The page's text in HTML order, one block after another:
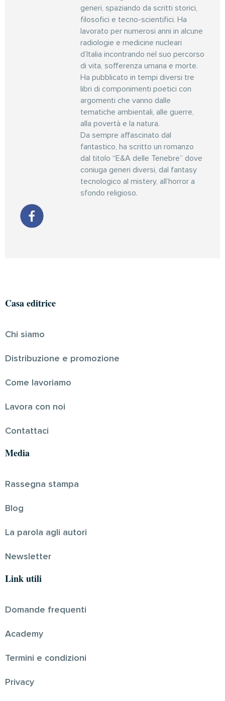
generi, spaziando da scritti storici,
filosofici e tecno-scientifici. Ha
lavorato per numerosi anni in alcune
radiologie e medicine nucleari
d’Italia incontrando nel suo percorso
di vita, sofferenza umana e morte.
Ha pubblicato in tempi diversi tre
libri di componimenti poetici con
argomenti che vanno dalle
tematiche ambientali, alle guerre,
alla povertà e la natura.
Da sempre affascinato dal
fantastico, ha scritto un romanzo
dal titolo “E&A delle Tenebre” dove
coniuga generi diversi, dal fantasy
tecnologico al mistery, all’horror a
sfondo religioso.
Casa editrice
Chi siamo
Distribuzione e promozione
Come lavoriamo
Lavora con noi
Contattaci
Media
Rassegna stampa
Blog
La parola agli autori
Newsletter
Link utili
Domande frequenti
Academy
Termini e condizioni
Privacy